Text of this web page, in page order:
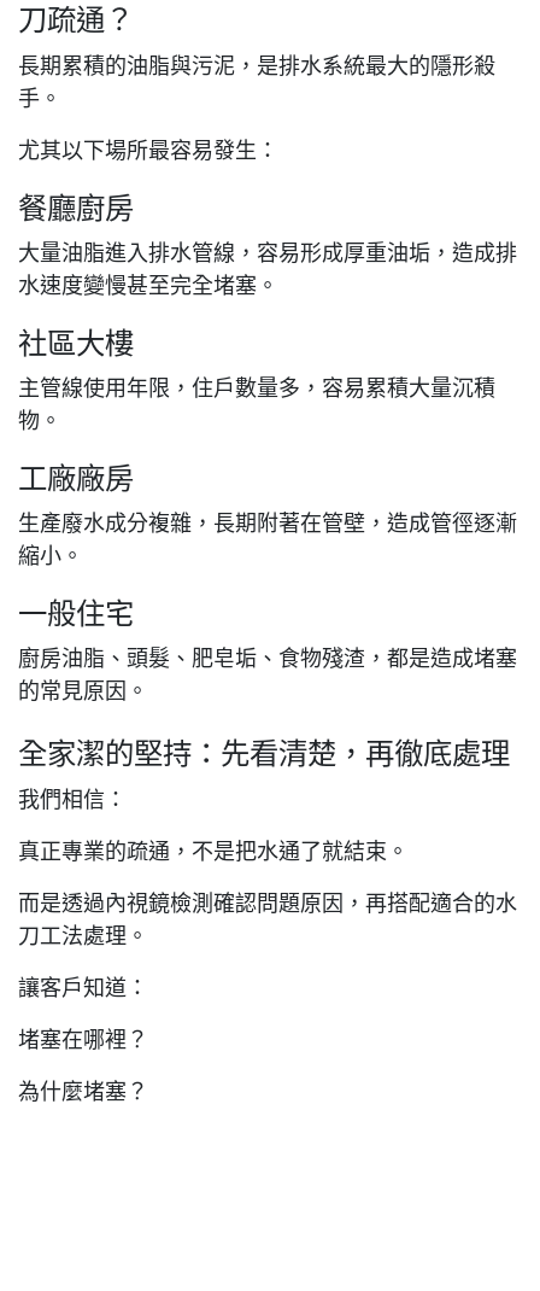
刀疏通？
長期累積的油脂與污泥，是排水系統最大的隱形殺
手。
尤其以下場所最容易發生：
餐廳廚房
大量油脂進入排水管線， 容易形成厚重油垢，造成排
水速度變慢甚至完全堵塞。
社區大樓
主管線使用年限， 住戶數量多，容易累積大量沉積
物。
工廠廠房
生產廢水成分複雜， 長期附著在管壁，造成管徑逐漸
縮小。
一般住宅
廚房油脂、 頭髮、肥皂垢、食物殘渣，都是造成堵塞
的常見原因。
全家潔的堅持：先看清楚，再徹底處理
我們相信：
真正專業的疏通，不是把水通了就結束。
而是透過內視鏡檢測確認問題原因，再搭配適合的水
刀工法處理。
讓客戶知道：
堵塞在哪裡？
為什麼堵塞？